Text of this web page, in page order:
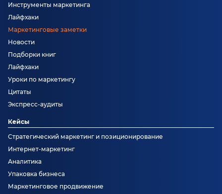
Инструменты маркетинга
Лайфхаки
Маркетинговые заметки
Новости
Подборки книг
Лайфхаки
Уроки по маркетингу
Цитаты
Экспресс-аудиты
Кейсы
Стратегический маркетинг и позиционирование
Интернет-маркетинг
Аналитика
Упаковка бизнеса
Маркетинговое продвижение